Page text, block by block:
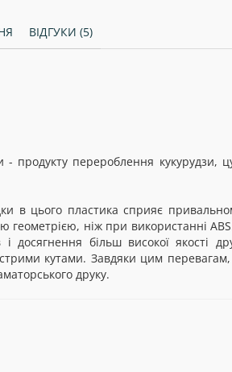
ВІДГУКИ (5)
продукту перероблення кукурудзи,
в цього пластика сприяє
геометрією, ніж при використанні
досягнення більш високої якості
кутами. Завдяки цим
друку.